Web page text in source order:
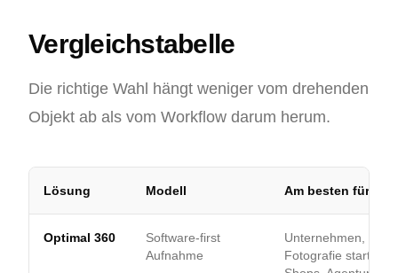
Vergleichstabelle
Die richtige Wahl hängt weniger vom drehenden
Objekt ab als vom Workflow darum herum.
Lösung Modell Am besten für
Optimal 360
Software-first
Aufnahme
Unternehmen, die
Fotografie starten,